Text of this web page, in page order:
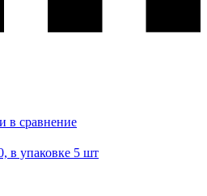
в сравнение
в упаковке 5 шт